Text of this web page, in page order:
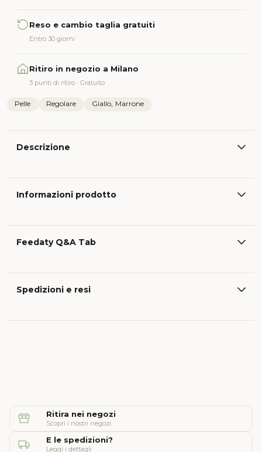
Reso e cambio taglia gratuiti
Entro 30 giorni
Ritiro in negozio a Milano
3 punti di ritiro · Gratuito
Pelle Regolare Giallo, Marrone
Descrizione
Informazioni prodotto
Feedaty Q&A Tab
Spedizioni e resi
Ritira nei negozi
Scopri i nostri negozi
E le spedizioni?
Leggi i dettagli